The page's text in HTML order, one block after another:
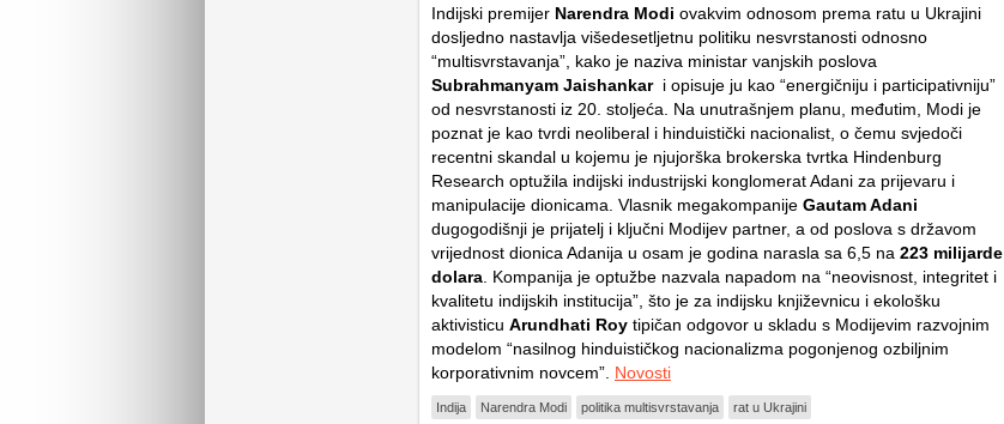
Indijski premijer Narendra Modi ovakvim odnosom prema ratu u Ukrajini
dosljedno nastavlja višedesetljetnu politiku nesvrstanosti odnosno
“multisvrstavanja”, kako je naziva ministar vanjskih poslova
Subrahmanyam Jaishankari opisuje ju kao “energičniju i participativniju”
od nesvrstanosti iz 20. stoljeća. Na unutrašnjem planu, međutim, Modi je
poznat je kao tvrdi neoliberal i hinduistički nacionalist, o čemu svjedoči
recentni skandal u kojemu je njujorška brokerska tvrtka Hindenburg
Research optužila indijski industrijski konglomerat Adani za prijevaru i
manipulacije dionicama. Vlasnik megakompanije Gautam Adani
dugogodišnji je prijatelj i ključni Modijev partner, a od poslova s državom
vrijednost dionica Adanija u osam je godina narasla sa 6,5 na 223 milijarde
dolara . Kompanija je optužbe nazvala napadom na “neovisnost, integritet i
kvalitetu indijskih institucija”, što je za indijsku književnicu i ekološku
aktivisticu Arundhati Roy tipičan odgovor u skladu s Modijevim razvojnim
modelom “nasilnog hinduističkog nacionalizma pogonjenog ozbiljnim
korporativnim novcem”. Novosti
Indija Narendra Modi politika multisvrstavanja rat u Ukrajini